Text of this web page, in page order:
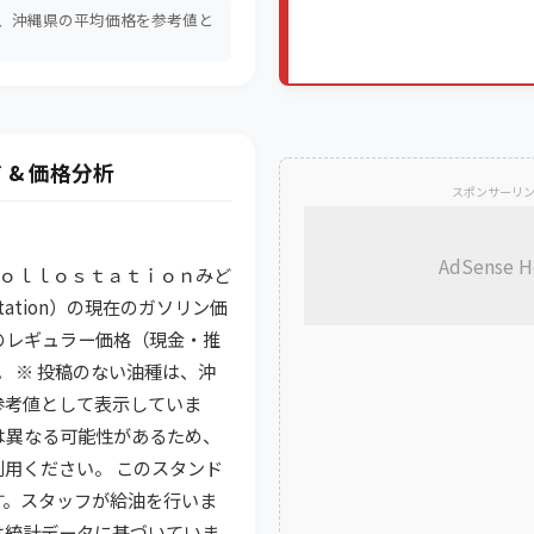
沖縄県の平均価格を参考値と
価格分析
ｌｌｏｓｔａｔｉｏｎみど
）の現在のガソリン価
ギュラー価格（現金・推
※ 投稿のない油種は、沖
値として表示していま
なる可能性があるため、
ください。 このスタンド
スタッフが給油を行いま
スポンサーリ
AdSense